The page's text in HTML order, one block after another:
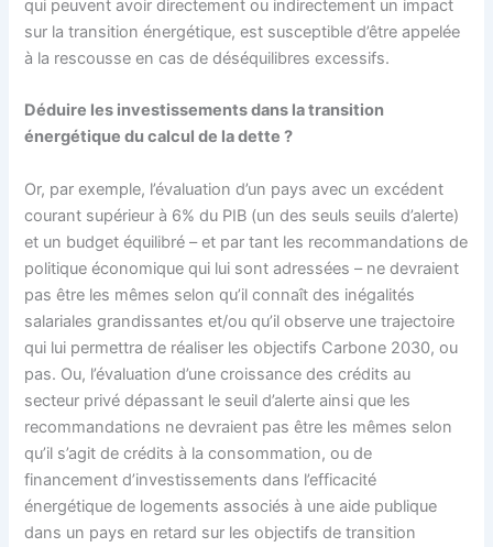
qui peuvent avoir directement ou indirectement un impact
sur la transition énergétique, est susceptible d’être appelée
à la rescousse en cas de déséquilibres excessifs.
Déduire les investissements dans la transition
énergétique du calcul de la dette ?
Or, par exemple, l’évaluation d’un pays avec un excédent
courant supérieur à 6% du PIB (un des seuls seuils d’alerte)
et un budget équilibré – et par tant les recommandations de
politique économique qui lui sont adressées – ne devraient
pas être les mêmes selon qu’il connaît des inégalités
salariales grandissantes et/ou qu’il observe une trajectoire
qui lui permettra de réaliser les objectifs Carbone 2030, ou
pas. Ou, l’évaluation d’une croissance des crédits au
secteur privé dépassant le seuil d’alerte ainsi que les
recommandations ne devraient pas être les mêmes selon
qu’il s’agit de crédits à la consommation, ou de
financement d’investissements dans l’efficacité
énergétique de logements associés à une aide publique
dans un pays en retard sur les objectifs de transition